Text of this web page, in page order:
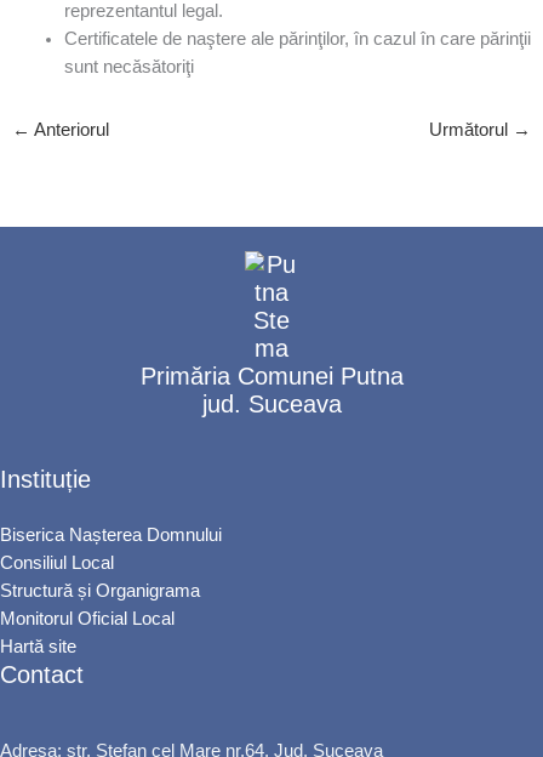
reprezentantul legal.
Certificatele de naştere ale părinţilor, în cazul în care părinţii
sunt necăsătoriţi
← Anteriorul Următorul →
Primăria Comunei Putna
jud. Suceava
Instituție
Biserica Nașterea Domnului
Consiliul Local
Structură și Organigrama
Monitorul Oficial Local
Hartă site
Contact
Adresa: str. Ștefan cel Mare nr.64, Jud. Suceava